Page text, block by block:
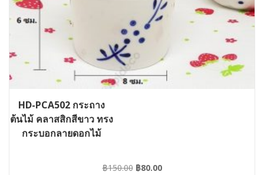
HD-PCA502 กระถาง
ต้นไม้ คลาสสิกสีขาว ทรง
กระบอกลายดอกไม้
฿150.00 Original
฿80.00Current